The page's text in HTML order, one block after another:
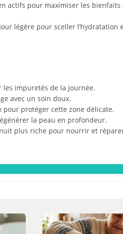
actifs pour maximiser les bienfaits
légère pour sceller l’hydratation
impuretés de la journée.
avec un soin doux.
protéger cette zone délicate.
la peau en profondeur.
plus riche pour nourrir et